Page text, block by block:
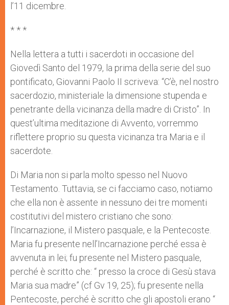
l’11 dicembre.
* * *
Nella lettera a tutti i sacerdoti in occasione del
Giovedì Santo del 1979, la prima della serie del suo
pontificato, Giovanni Paolo II scriveva: “C’è, nel nostro
sacerdozio, ministeriale la dimensione stupenda e
penetrante della vicinanza della madre di Cristo”. In
quest’ultima meditazione di Avvento, vorremmo
riflettere proprio su questa vicinanza tra Maria e il
sacerdote.
Di Maria non si parla molto spesso nel Nuovo
Testamento. Tuttavia, se ci facciamo caso, notiamo
che ella non è assente in nessuno dei tre momenti
costitutivi del mistero cristiano che sono:
l’Incarnazione, il Mistero pasquale, e la Pentecoste.
Maria fu presente nell’Incarnazione perché essa è
avvenuta in lei; fu presente nel Mistero pasquale,
perché è scritto che: “ presso la croce di Gesù stava
Maria sua madre” (cf Gv 19, 25); fu presente nella
Pentecoste, perché è scritto che gli apostoli erano “